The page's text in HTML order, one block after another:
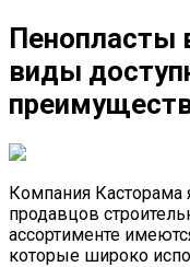
Пенопласты
виды
Компания Касторама
продавцов
ассортименте
которые широко